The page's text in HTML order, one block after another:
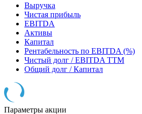
Выручка
Чистая прибыль
EBITDA
Активы
Капитал
Рентабельность по EBITDA (%)
Чистый долг / EBITDA TTM
Общий долг / Капитал
Параметры акции